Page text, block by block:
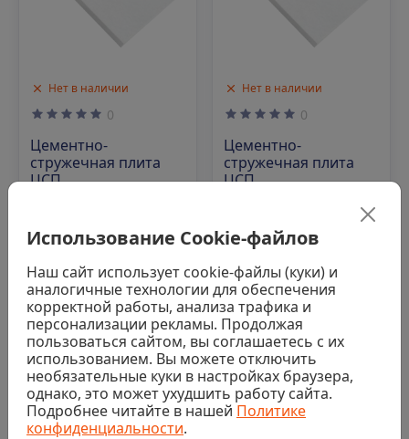
Нет в наличии
0
Цементно-
стружечная плита
ЦСП,
Нет в наличии
0
Цементно-
стружечная плита
ЦСП,
Код: 00-00003718 Код: 00-00016228
Использование Cookie-файлов
Наш сайт использует cookie-файлы (куки) и
аналогичные технологии для обеспечения
корректной работы, анализа трафика и
персонализации рекламы. Продолжая
пользоваться сайтом, вы соглашаетесь с их
использованием. Вы можете отключить
необязательные куки в настройках браузера,
однако, это может ухудшить работу сайта.
Подробнее читайте в нашей Политике
конфиденциальности.